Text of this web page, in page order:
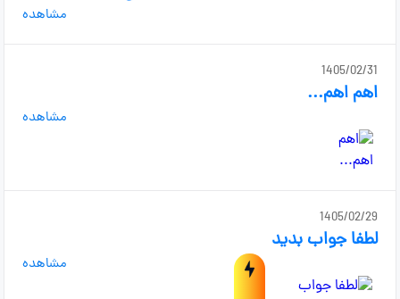
مشاهده
1405/02/31
اهم اهم...
مشاهده
1405/02/29
لطفا جواب بدید
مشاهده